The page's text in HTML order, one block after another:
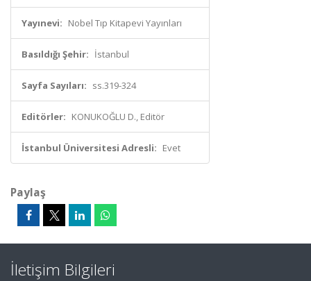
Yayınevi: Nobel Tıp Kitapevi Yayınları
Basıldığı Şehir: İstanbul
Sayfa Sayıları: ss.319-324
Editörler: KONUKOĞLU D., Editör
İstanbul Üniversitesi Adresli: Evet
Paylaş
İletişim Bilgileri